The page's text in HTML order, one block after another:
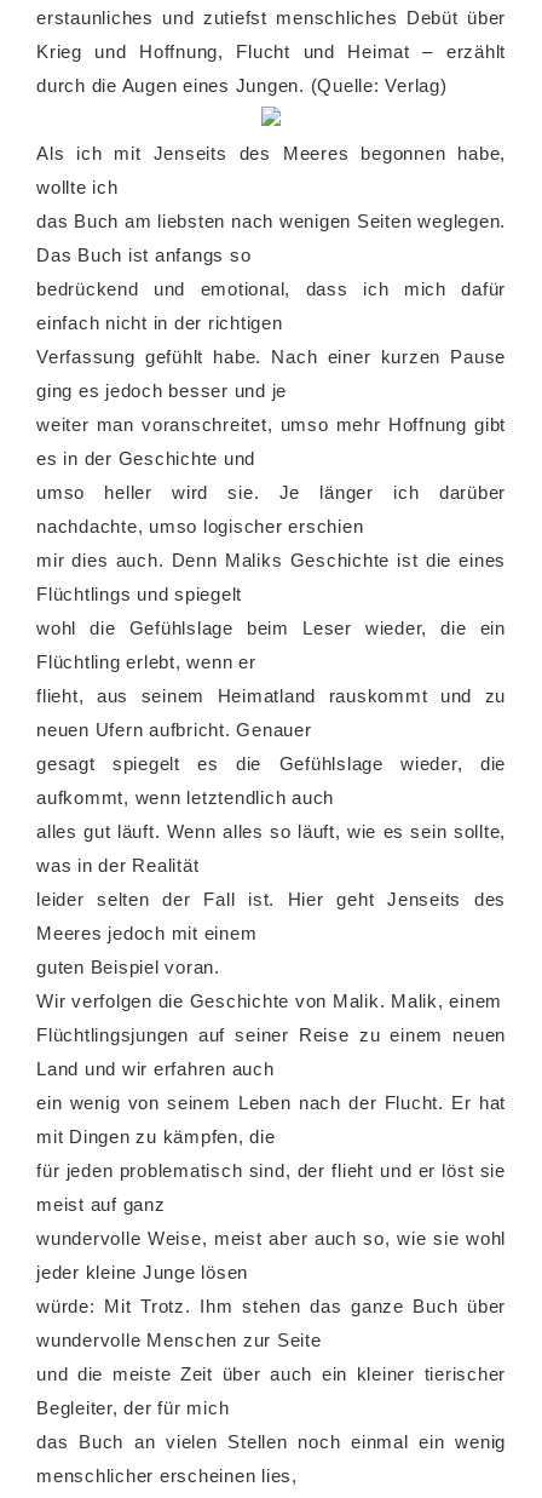
erstaunliches und zutiefst menschliches Debüt über
Krieg und Hoffnung, Flucht und Heimat – erzählt
durch die Augen eines Jungen. (Quelle: Verlag)
Als ich mit Jenseits des Meeres begonnen habe,
wollte ich
das Buch am liebsten nach wenigen Seiten weglegen.
Das Buch ist anfangs so
bedrückend und emotional, dass ich mich dafür
einfach nicht in der richtigen
Verfassung gefühlt habe. Nach einer kurzen Pause
ging es jedoch besser und je
weiter man voranschreitet, umso mehr Hoffnung gibt
es in der Geschichte und
umso heller wird sie. Je länger ich darüber
nachdachte, umso logischer erschien
mir dies auch. Denn Maliks Geschichte ist die eines
Flüchtlings und spiegelt
wohl die Gefühlslage beim Leser wieder, die ein
Flüchtling erlebt, wenn er
flieht, aus seinem Heimatland rauskommt und zu
neuen Ufern aufbricht. Genauer
gesagt spiegelt es die Gefühlslage wieder, die
aufkommt, wenn letztendlich auch
alles gut läuft. Wenn alles so läuft, wie es sein sollte,
was in der Realität
leider selten der Fall ist. Hier geht Jenseits des
Meeres jedoch mit einem
guten Beispiel voran.
Wir verfolgen die Geschichte von Malik. Malik, einem
Flüchtlingsjungen auf seiner Reise zu einem neuen
Land und wir erfahren auch
ein wenig von seinem Leben nach der Flucht. Er hat
mit Dingen zu kämpfen, die
für jeden problematisch sind, der flieht und er löst sie
meist auf ganz
wundervolle Weise, meist aber auch so, wie sie wohl
jeder kleine Junge lösen
würde: Mit Trotz. Ihm stehen das ganze Buch über
wundervolle Menschen zur Seite
und die meiste Zeit über auch ein kleiner tierischer
Begleiter, der für mich
das Buch an vielen Stellen noch einmal ein wenig
menschlicher erscheinen lies,